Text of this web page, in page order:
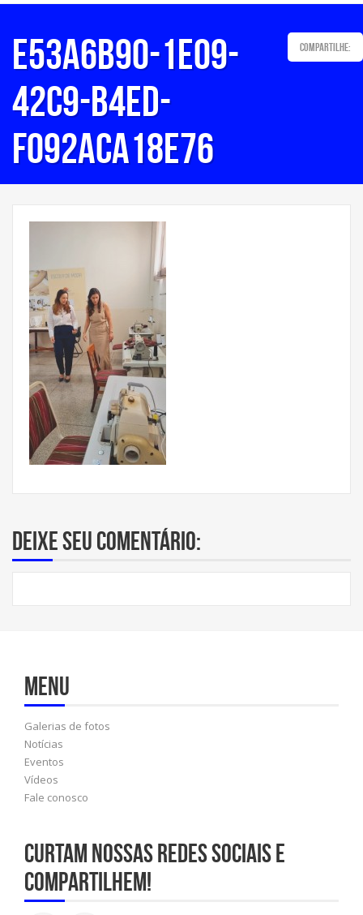
e53a6b90-1e09-
42c9-b4ed-
f092aca18e76
Compartilhe:
Deixe seu comentário:
Menu
Galerias de fotos
Notícias
Eventos
Vídeos
Fale conosco
Curtam nossas redes sociais e
compartilhem!